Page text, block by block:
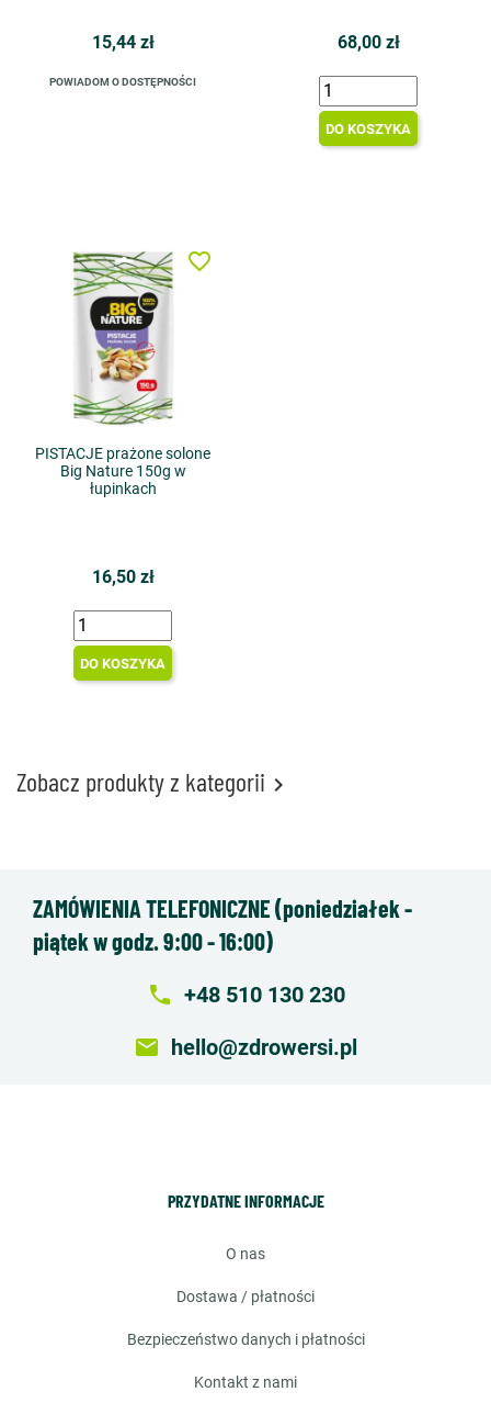
15,44 zł
POWIADOM O DOSTĘPNOŚCI
68,00 zł
DO KOSZYKA
PISTACJE prażone solone
Big Nature 150g w
łupinkach
16,50 zł
DO KOSZYKA
favorite_border
Zobacz produkty z kategorii 
ZAMÓWIENIA TELEFONICZNE (poniedziałek -
piątek w godz. 9:00 - 16:00)
local_phone +48 510 130 230
email hello@zdrowersi.pl
PRZYDATNE INFORMACJE
o nas
dostawa / płatności
bezpieczeństwo danych i płatności
kontakt z nami